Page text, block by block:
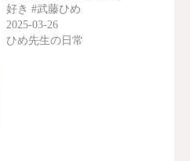
好き #武藤ひめ
2025-03-26
ひめ先生の日常